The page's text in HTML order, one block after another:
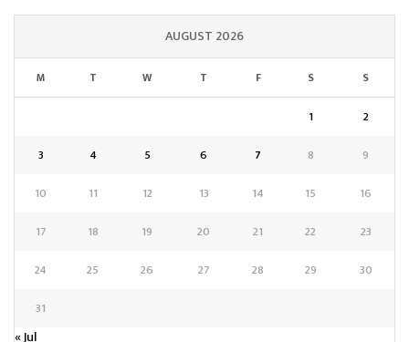
AUGUST 2026
M T W T F S S
1
2
3
4 5 6 7 8
9
10
11 12 13 14 15
16
17
18 19 20 21 22
23
24
25 26 27 28 29
30
31
« Jul